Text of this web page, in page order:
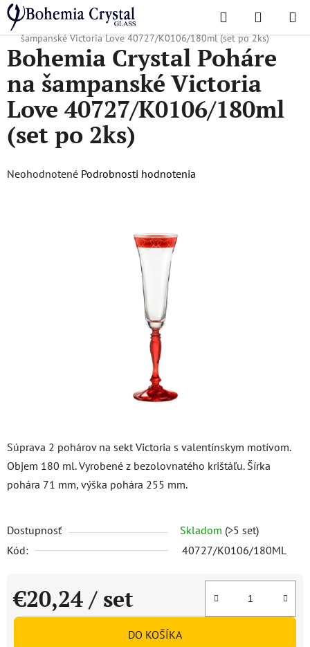
Prejsť
na
obsah
Hľadať
KOŠÍK
Domov
/ Poháre Poháre na šampanské
Bohemia Crystal Poháre na
šampanské Victoria Love 40727/K0106/180ml (set po 2ks)
Súprava 2 pohárov na sekt Victoria s valentínskym motívom.
Objem 180 ml. Vyrobené z bezolovnatého krištáľu. Šírka
pohára 71 mm, výška pohára 255 mm.
Dostupnosť Skladom (>5 set)
Kód:
40727/K0106/180ML
€20,24 / set
Jednotková cena:
DO KOŠÍKA
Bohemia Crystal Poháre
na šampanské Victoria
Love 40727/K0106/180ml
(set po 2ks)
Priemerné
Neohodnotené Podrobnosti hodnotenia